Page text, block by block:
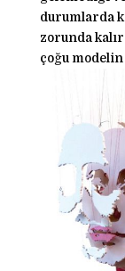
durumlarda
zorunda
çoğu modelin